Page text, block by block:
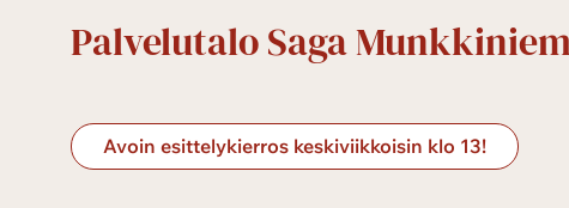
Palvelutalo Saga
Avoin esittelykierros keskiviikkoisin klo 13!